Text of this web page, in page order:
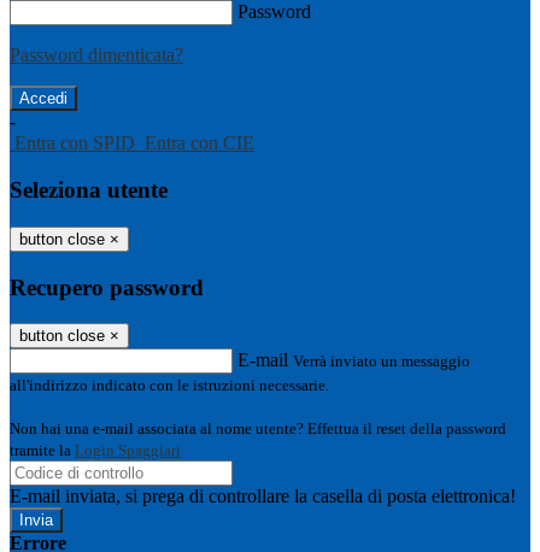
Password
Password dimenticata?
-
Entra con SPID Entra con CIE
Seleziona utente
button close ×
Recupero password
button close ×
E-mail Verrà inviato un messaggio
all'indirizzo indicato con le istruzioni necessarie.
Non hai una e-mail associata al nome utente? Effettua il reset della password
tramite la Login Spaggiari
E-mail inviata, si prega di controllare la casella di posta elettronica!
Errore